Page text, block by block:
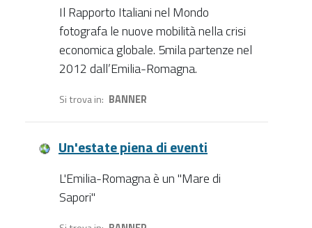
Il Rapporto Italiani nel Mondo
fotografa le nuove mobilità nella crisi
economica globale. 5mila partenze nel
2012 dall’Emilia-Romagna.
Si trova in BANNER
Un'estate piena di eventi
L'Emilia-Romagna è un "Mare di
Sapori"